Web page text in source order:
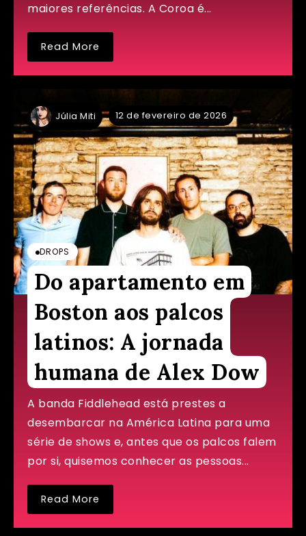
maiores referências. A Coroa é...
Read More
Júlia Miti 12 de fevereiro de 2026
DROPS
Do apartamento em
Boston aos palcos
latinos: A jornada
humana de Alex Dow
A banda Fiddlehead está prestes a
desembarcar na América Latina para uma
série de shows e, antes que os palcos falem
por si, quisemos conhecer as pessoas...
Read More